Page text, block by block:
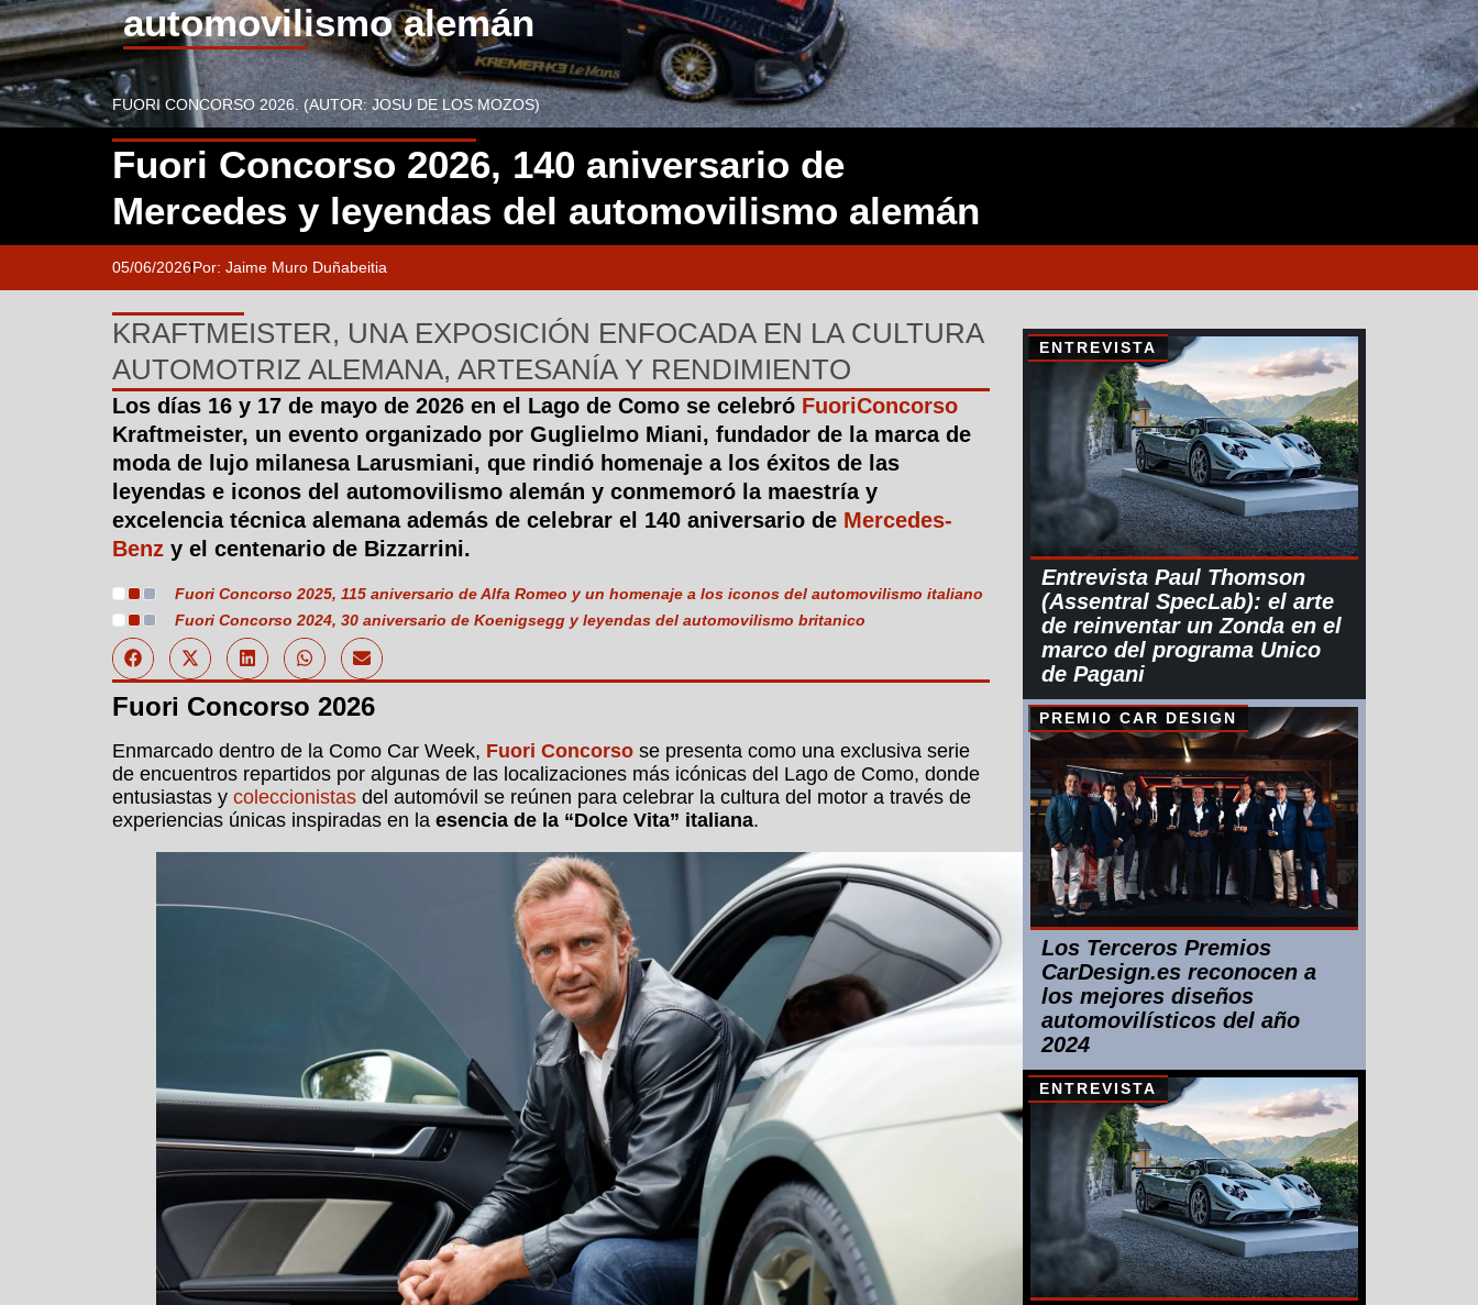
automovilismo alemán
FUORI CONCORSO 2026. (AUTOR: JOSU DE LOS MOZOS)
Fuori Concorso 2026, 140 aniversario de
Mercedes y leyendas del automovilismo alemán
05/06/2026Por: Jaime Muro Duñabeitia
KRAFTMEISTER, UNA EXPOSICIÓN ENFOCADA EN LA CULTURA
AUTOMOTRIZ ALEMANA, ARTESANÍA Y RENDIMIENTO
Los días 16 y 17 de mayo de 2026 en el Lago de Como se celebró FuoriConcorso
Kraftmeister, un evento organizado por Guglielmo Miani, fundador de la marca de
moda de lujo milanesa Larusmiani, que rindió homenaje a los éxitos de las
leyendas e iconos del automovilismo alemán y conmemoró la maestría y
excelencia técnica alemana además de celebrar el 140 aniversario de Mercedes-
Benz y el centenario de Bizzarrini.
Fuori Concorso 2025, 115 aniversario de Alfa Romeo y un homenaje a los iconos del automovilismo italiano
Fuori Concorso 2024, 30 aniversario de Koenigsegg y leyendas del automovilismo britanico
Fuori Concorso 2026
Enmarcado dentro de la Como Car Week, Fuori Concorso se presenta como una exclusiva serie
de encuentros repartidos por algunas de las localizaciones más icónicas del Lago de Como, donde
entusiastas y coleccionistas del automóvil se reúnen para celebrar la cultura del motor a través de
experiencias únicas inspiradas en la esencia de la “Dolce Vita” italiana.
ENTREVISTA
Entrevista Paul Thomson
(Assentral SpecLab): el arte
de reinventar un Zonda en el
marco del programa Unico
de Pagani
PREMIO CAR DESIGN
Los Terceros Premios
CarDesign.es reconocen a
los mejores diseños
automovilísticos del año
2024
ENTREVISTA